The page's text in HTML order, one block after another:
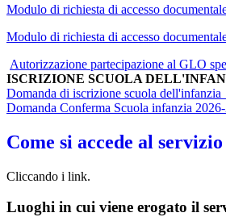
Modulo di richiesta di accesso
Modulo di richiesta di accesso
Autorizzazione partecipazione al GLO
ISCRIZIONE SCUOLA
Domanda di iscrizione scuola
Domanda Conferma Scuola infanzia
Come si accede al servizio
Cliccando i link.
Luoghi in cui viene erogato il